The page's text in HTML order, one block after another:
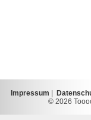
Impressum
© 2026